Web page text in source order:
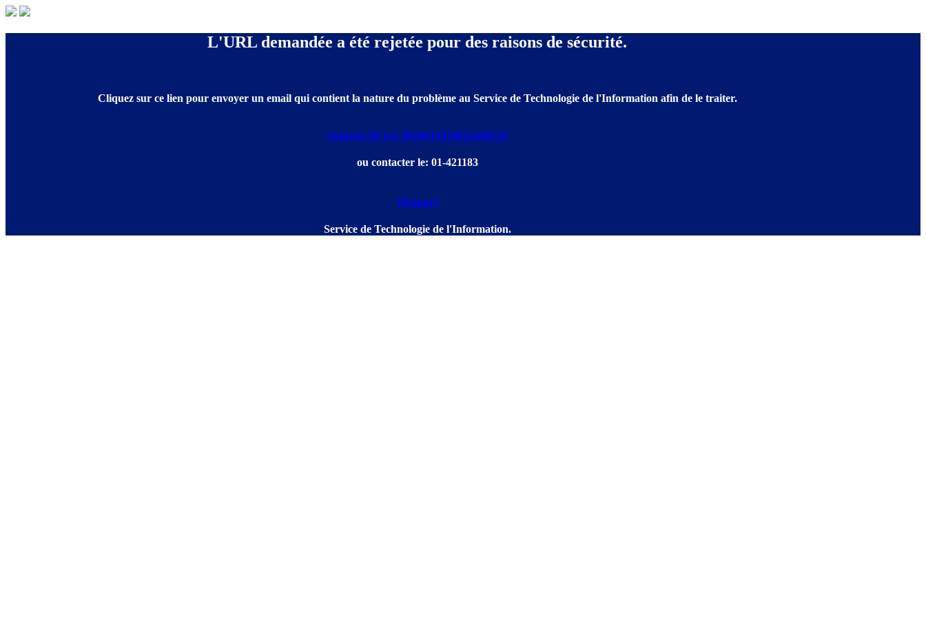
L'URL demandée a été rejetée pour des raisons de sécurité.
Cliquez sur ce lien pour envoyer un email qui contient la nature du problème au Service de Technologie de l'Information afin de le traiter.
Support ID est: 8026614234822448520
ou contacter le: 01-421183
[Retour]
Service de Technologie de l'Information.